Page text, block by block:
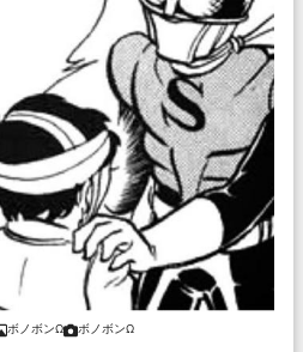
ボノボンΩ ボノボンΩ